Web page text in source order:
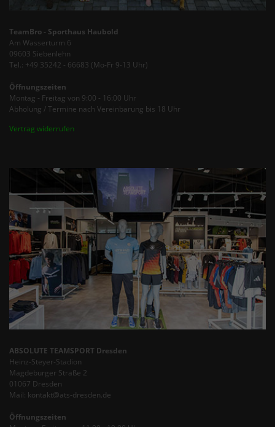
TeamBro - Sporthaus Haubold
Am Wasserturm 6
09603 Siebenlehn
Tel.: +49 35242 - 66683 (Mo-Fr 9-13 Uhr)
Öffnungszeiten
Montag - Freitag von 9:00 - 16:00 Uhr
Abholung / Termine nach Vereinbarung bis 18 Uhr
Vertrag widerrufen
ABSOLUTE TEAMSPORT Dresden
Heinz-Steyer-Stadion
Magdeburger Straße 2
01067 Dresden
Mail: kontakt@ats-dresden.de
Öffnungszeiten